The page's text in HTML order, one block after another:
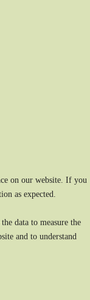
on our website. If you
as expected.
data to measure the
and to understand